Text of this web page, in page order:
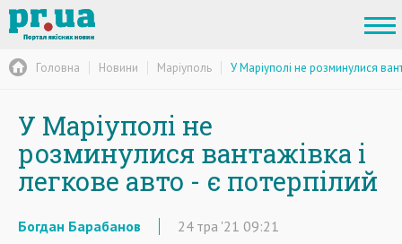
Головна Новини Маріуполь У Маріуполі не розминулися
У Маріуполі не
розминулися вантажівка і
легкове авто - є потерпілий
Богдан Барабанов 24 тра '21 09:21